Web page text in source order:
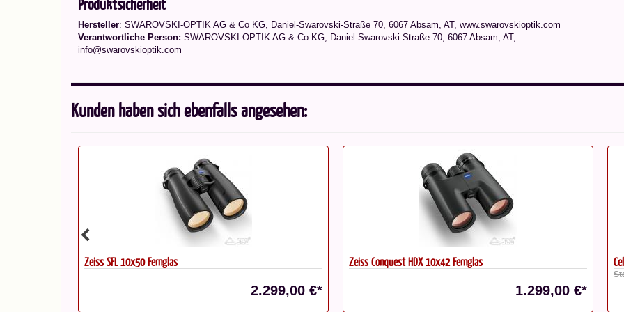
Hersteller: SWAROVSKI-OPTIK AG & Co KG, Daniel-Swarovski-Straße 70, 6067 Absam, AT, www.swarovskioptik.com
Verantwortliche Person: SWAROVSKI-OPTIK AG & Co KG, Daniel-Swarovski-Straße 70, 6067 Absam, AT,
info@swarovskioptik.com
Kunden haben sich ebenfalls angesehen:
Zeiss Conquest HDX 10x42 Fernglas
1.299,00 €*
Celestron SkyMaster Fernglas 25x100
499,00 €*